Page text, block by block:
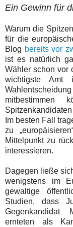
Ein Gewinn für
Warum die
für die
Blog bereits vor
ist es natürlich
Wähler schon vor
wichtigste
mitbestimmen
Im besten Fall
zu
Mittelpunkt zu
interessieren.
Dagegen ließe
wenigstens im
gewaltige
Studien, dass
Gegenkandidat
ernteten als